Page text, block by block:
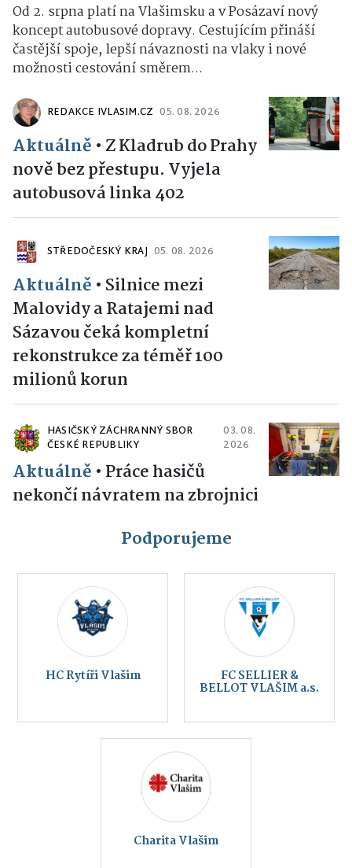
Od 2. srpna platí na Vlašimsku a v Posázaví nový
koncept autobusové dopravy. Cestujícím přináší
častější spoje, lepší návaznosti na vlaky i nové
možnosti cestování směrem...
REDAKCE IVLASIM.CZ 05. 08. 2026
Aktuálně • Z Kladrub do Prahy
nově bez přestupu. Vyjela
autobusová linka 402
STŘEDOČESKÝ KRAJ 05. 08. 2026
Aktuálně • Silnice mezi
Malovidy a Ratajemi nad
Sázavou čeká kompletní
rekonstrukce za téměř 100
milionů korun
HASIČSKÝ ZÁCHRANNÝ SBOR
ČESKÉ REPUBLIKY
03. 08.
2026
Aktuálně • Práce hasičů
nekončí návratem na zbrojnici
Podporujeme
HC Rytíři Vlašim FC SELLIER &
BELLOT VLAŠIM a.s.
Charita Vlašim